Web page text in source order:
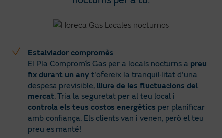
Estalviador compromès
El Pla Compromís Gas per a locals nocturns a preu
fix durant un any t'ofereix la tranquil·litat d'una
despesa previsible, lliure de les fluctuacions del
mercat. Tria la seguretat per al teu local i
controla els teus costos energètics per planificar
amb confiança. Els clients van i venen, però el teu
preu es manté!